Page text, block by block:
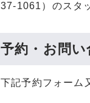
37-1061）のスタ
予約・お問い
下記予約フォーム